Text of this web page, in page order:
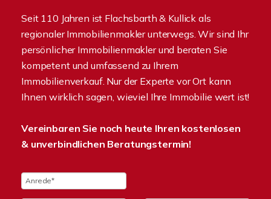
Seit 110 Jahren ist Flachsbarth & Kullick als
regionaler Immobilienmakler unterwegs. Wir sind Ihr
persönlicher Immobilienmakler und beraten Sie
kompetent und umfassend zu Ihrem
Immobilienverkauf. Nur der Experte vor Ort kann
Ihnen wirklich sagen, wieviel Ihre Immobilie wert ist!
Vereinbaren Sie noch heute Ihren kostenlosen
& unverbindlichen Beratungstermin!